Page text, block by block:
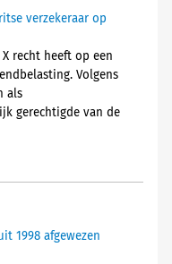
verzekeraar op
recht heeft op een
Volgens
als
gerechtigde van de
1998 afgewezen